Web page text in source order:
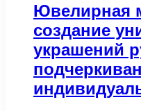
Ювелирная
создание
украшений